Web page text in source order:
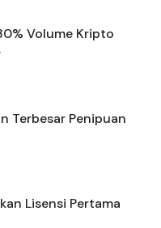
Volume Kripto
Terbesar Penipuan
Lisensi Pertama